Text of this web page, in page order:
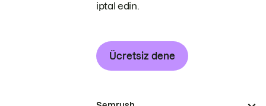
iptal edin.
Ücretsiz dene